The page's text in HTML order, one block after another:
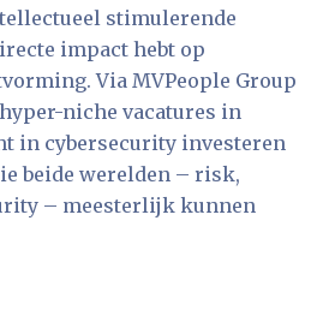
stimulerende
impact hebt op
Via MVPeople Group
niche vacatures in
in cybersecurity investeren
beide werelden – risk,
– meesterlijk kunnen